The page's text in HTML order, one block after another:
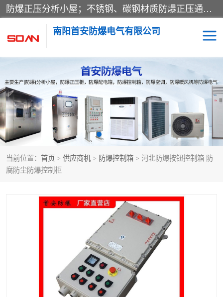
防爆正压分析小屋；不锈钢、碳钢材质防爆正压通风柜，分上下、左右、外挂三种款式；立式、挂式防爆配电柜体；不锈钢、碳钢防爆变频、磁力、星三角启动器；不锈钢、碳钢、铸铝防爆控制箱柜；可操作按键、多块式防爆仪表箱；多材质防爆接线箱；台式防爆电脑、防爆监视器。产品适配石油、化工、煤炭、电力、纺织、酿酒、航天、铁路、冶金、船舶、消防、市政等多行业工况使用。
南阳首安防爆电气有限公司
当前位置： 首页 > 供应商机 > 防爆控制箱 > 河北防爆按钮控制箱 防
腐防尘防爆控制柜
防爆小屋 防爆正压柜
防爆空调 防爆配电箱
防爆控制箱 防爆接线箱
防爆操作柱 防爆监视显示器